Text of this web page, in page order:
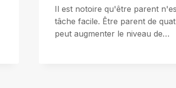
Il est notoire qu'être parent
tâche facile. Être parent de
peut augmenter le niveau de…